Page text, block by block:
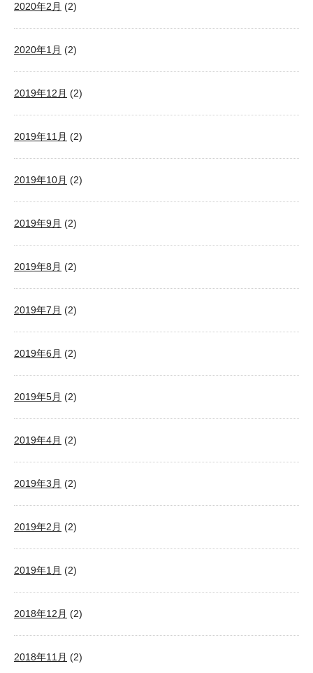
2020年2月 (2)
2020年1月 (2)
2019年12月 (2)
2019年11月 (2)
2019年10月 (2)
2019年9月 (2)
2019年8月 (2)
2019年7月 (2)
2019年6月 (2)
2019年5月 (2)
2019年4月 (2)
2019年3月 (2)
2019年2月 (2)
2019年1月 (2)
2018年12月 (2)
2018年11月 (2)